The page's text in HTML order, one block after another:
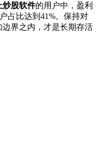
炒股软件的用户中，盈利
占比达到41%。保持对
界之内，才是长期存活